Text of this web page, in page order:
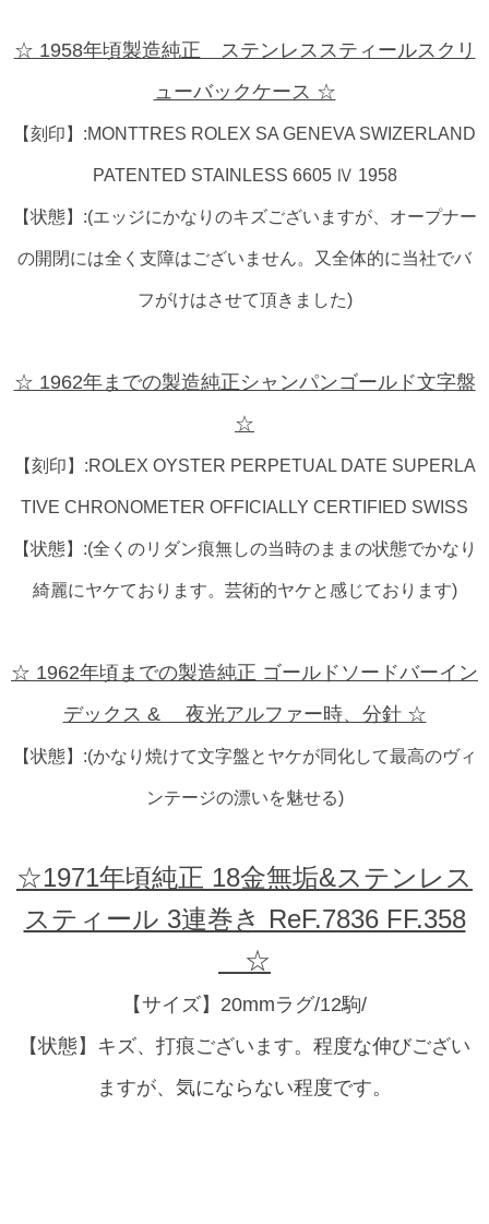
☆ 1958年頃製造純正 ステンレススティールスクリ
ューバックケース ☆
【刻印】:MONTTRES ROLEX SA GENEVA SWIZERLAND
PATENTED STAINLESS 6605 Ⅳ 1958
【状態】:(エッジにかなりのキズございますが、オープナー
の開閉には全く支障はございません。又全体的に当社でバ
フがけはさせて頂きました)
☆ 1962年までの製造純正シャンパンゴールド文字盤
☆
【刻印】:ROLEX OYSTER PERPETUAL DATE SUPERLA
TIVE CHRONOMETER OFFICIALLY CERTIFIED SWISS
【状態】:(全くのリダン痕無しの当時のままの状態でかなり
綺麗にヤケております。芸術的ヤケと感じております)
☆ 1962年頃までの製造純正 ゴールドソードバーイン
デックス & 夜光アルファー時、分針 ☆
【状態】:(かなり焼けて文字盤とヤケが同化して最高のヴィ
ンテージの漂いを魅せる)
☆1971年頃純正 18金無垢&ステンレス
スティール 3連巻き ReF.7836 FF.358
☆
【サイズ】20mmラグ/12駒/
【状態】キズ、打痕ございます。程度な伸びござい
ますが、気にならない程度です。